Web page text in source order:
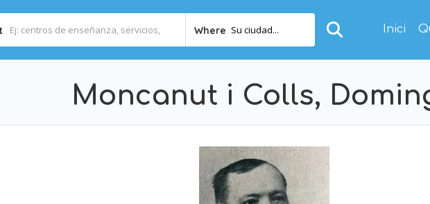
Where Su ciudad... Inici
Moncanut i Colls,